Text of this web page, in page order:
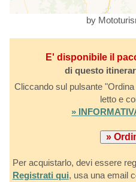
by
E' disponibile il
di questo
Cliccando sul pulsante
letto e
»
Per acquistarlo, devi essere
Registrati qui, usa una email